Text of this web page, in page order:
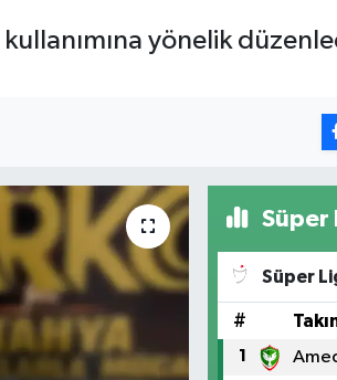
yönelik
Süper
Süper
#
1